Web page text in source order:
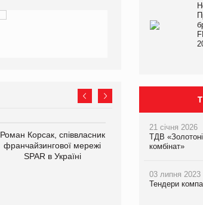
Роман Корсак, співвласник
франчайзингової мережі
SPAR в Україні
Олексій Логачов-
Файно маркет
21 січня 2026
ТДВ
комбінат»
03 липня 2023
Тендери